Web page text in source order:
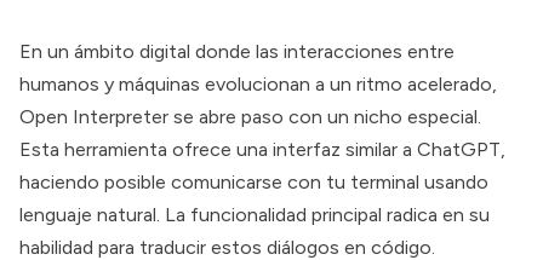
En un ámbito digital donde las interacciones entre
humanos y máquinas evolucionan a un ritmo acelerado,
Open Interpreter se abre paso con un nicho especial.
Esta herramienta ofrece una interfaz similar a ChatGPT,
haciendo posible comunicarse con tu terminal usando
lenguaje natural. La funcionalidad principal radica en su
habilidad para traducir estos diálogos en código.